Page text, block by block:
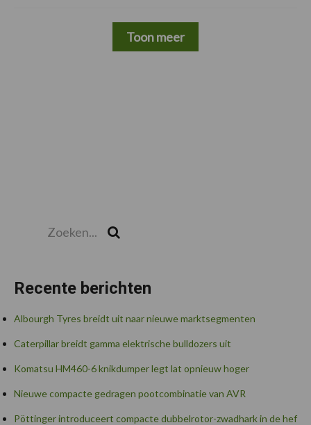
Toon meer
Recente berichten
Albourgh Tyres breidt uit naar nieuwe marktsegmenten
Caterpillar breidt gamma elektrische bulldozers uit
Komatsu HM460-6 knikdumper legt lat opnieuw hoger
Nieuwe compacte gedragen pootcombinatie van AVR
Pöttinger introduceert compacte dubbelrotor-zwadhark in de hef